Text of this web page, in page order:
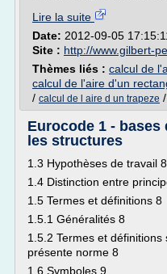
Lire la suite
Date: 2012-09-05
Site : http://www.gilbert-
Thèmes liés : calcul de
calcul de l'aire d'un
/ calcul de l aire d un trapeze /
Eurocode 1 -
les structures
1.3 Hypothèses de travail 8
1.4 Distinction entre
1.5 Termes et définitions 8
1.5.1 Généralités 8
1.5.2 Termes et
présente norme 8
1.6 Symboles 9